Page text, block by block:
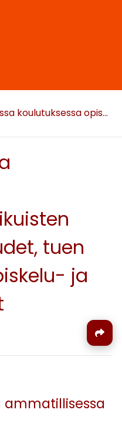
Ammatillisessa koulutuksessa opiskelevien aikuisten oppimisvaikeudet, tuen saanti sekä opiskelu- ja työelämäpolut
tuen
ja
ammatillisessa